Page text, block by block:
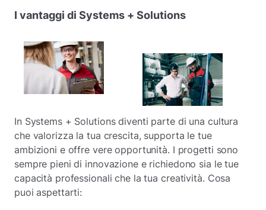
I vantaggi di Systems + Solutions
In Systems + Solutions diventi parte di una cultura
che valorizza la tua crescita, supporta le tue
ambizioni e offre vere opportunità. I progetti sono
sempre pieni di innovazione e richiedono sia le tue
capacità professionali che la tua creatività. Cosa
puoi aspettarti: